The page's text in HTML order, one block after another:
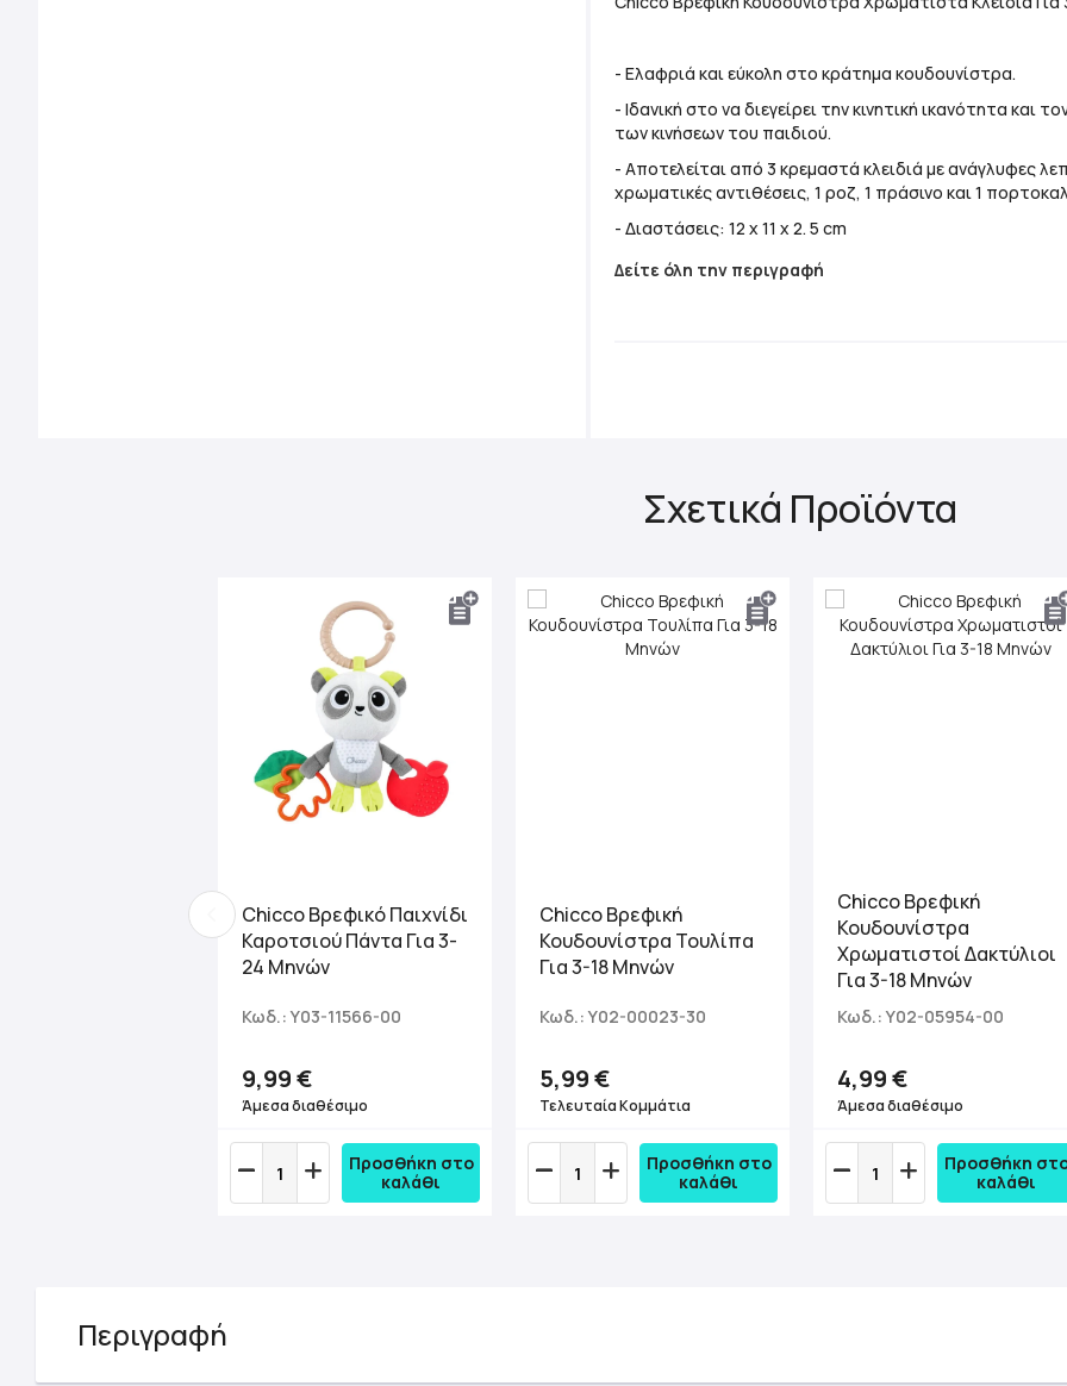
- Ελαφριά και εύκολη στο κράτημα κουδουνίστρα.
- Ιδανική στο να διεγείρει την κινητική ικανότητα και
των κινήσεων του παιδιού.
- Αποτελείται από 3 κρεμαστά κλειδιά με ανάγλυφες
χρωματικές αντιθέσεις, 1 ροζ, 1 πράσινο και 1
- Διαστάσεις: 12 x 11 x 2. 5 cm
Δείτε όλη την περιγραφή
Σχετικά Προϊόντα
Chicco Βρεφικό Παιχνίδι
Καροτσιού Πάντα Για 3-
24 Μηνών
Κωδ.: Y03-11566-00
9,99 €
Άμεσα διαθέσιμο
Προσθήκη στο
καλάθι
Chicco Βρεφική
Κουδουνίστρα Τουλίπα
Για 3-18 Μηνών
Κωδ.: Y02-00023-30
5,99 €
Τελευταία Κομμάτια
Προσθήκη στο
καλάθι
Chicco Βρεφική
Κουδουνίστρα
Χρωματιστοί Δακτύλιοι
Για 3-18 Μηνών
Κωδ.: Y02-05954-00
4,99 €
Άμεσα διαθέσιμο
Προσθήκη
καλάθι
Περιγραφή